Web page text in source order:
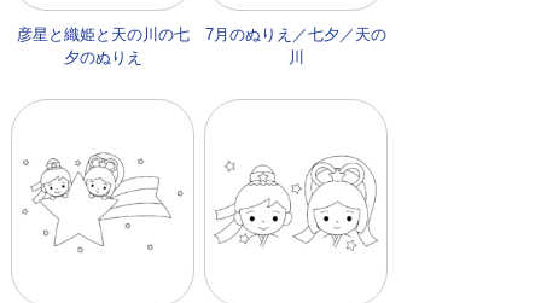
彦星と織姫と天の川の七
夕のぬりえ
7月のぬりえ／七夕／天の
川